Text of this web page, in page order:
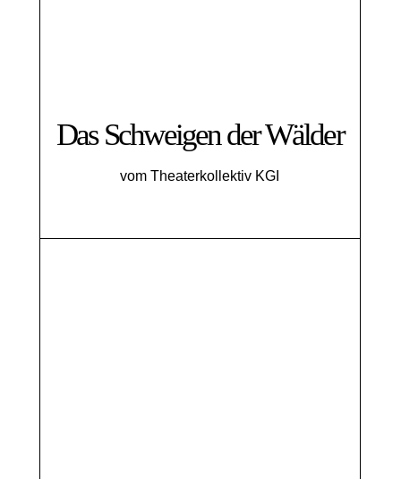
Das Schweigen der Wälder
vom Theaterkollektiv KGI